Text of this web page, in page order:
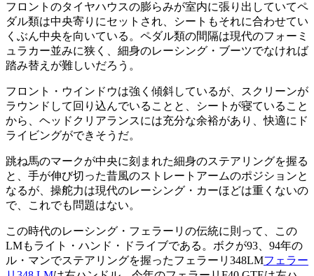
フロントのタイヤハウスの膨らみが室内に張り出していてペ
ダル類は中央寄りにセットされ、シートもそれに合わせてい
くぶん中央を向いている。ペダル類の間隔は現代のフォーミ
ュラカー並みに狭く、細身のレーシング・ブーツでなければ
踏み替えが難しいだろう。
フロント・ウインドウは強く傾斜しているが、スクリーンが
ラウンドして回り込んでいることと、シートが寝ていること
から、ヘッドクリアランスには充分な余裕があり、快適にド
ライビングができそうだ。
跳ね馬のマークが中央に刻まれた細身のステアリングを握る
と、手が伸び切った昔風のストレートアームのポジションと
なるが、操舵力は現代のレーシング・カーほどは重くないの
で、これでも問題はない。
この時代のレーシング・フェラーリの伝統に則って、この
LMもライト・ハンド・ドライブである。ボクが93、94年の
ル・マンでステアリングを握ったフェラーリ348LMフェラー